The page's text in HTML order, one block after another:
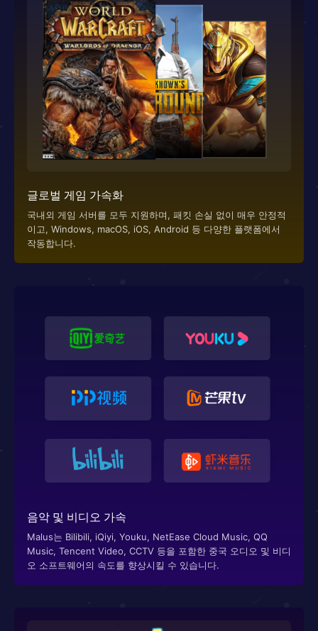
글로벌 게임 가속화
국내외 게임 서버를 모두 지원하며, 패킷 손실 없이 매우 안정적
이고, Windows, macOS, iOS, Android 등 다양한 플랫폼에서
작동합니다.
음악 및 비디오 가속
Malus는 Bilibili, iQiyi, Youku, NetEase Cloud Music, QQ
Music, Tencent Video, CCTV 등을 포함한 중국 오디오 및 비디
오 소프트웨어의 속도를 향상시킬 수 있습니다.